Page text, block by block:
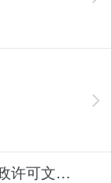
大足县人民政府办公室关于印发行政许可文书格式的通知